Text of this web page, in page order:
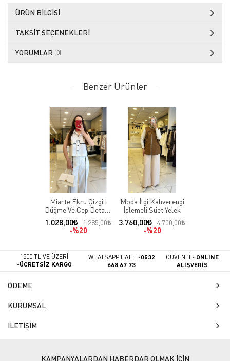
ÜRÜN BILGISI
TAKSIT SEÇENEKLERI
YORUMLAR (0)
Benzer Ürünler
Miarte Ekru Çizgili
Düğme Ve Cep Detaylı
Yelek
1.028,00
1.285,00
%20
Moda İlgi Kahverengi
İşlemeli Süet Yelek
3.760,00
4.700,00
%20
1500 TL VE ÜZERİ
-ÜCRETSİZ KARGO
WHATSAPP HATTI -0532
668 67 73
GÜVENLİ - ONLINE
ALIŞVERİŞ
ÖDEME
KURUMSAL
İLETİŞİM
KAMPANYALARDAN HABERDAR OLMAK İÇİN